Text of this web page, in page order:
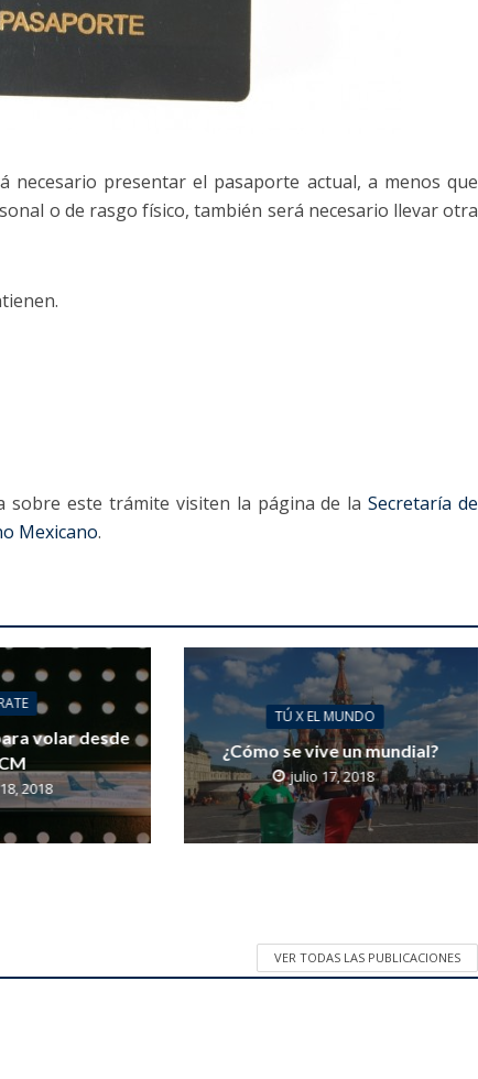
necesario presentar el pasaporte actual, a menos que
o de rasgo físico, también será necesario llevar otra
sobre este trámite visiten la página de laSecretaría de
Mexicano.
volar desde
2018
TÚ X EL MUNDO
¿Cómo se vive un mundial?
julio 17, 2018
VER TODAS LAS PUBLICACIONES